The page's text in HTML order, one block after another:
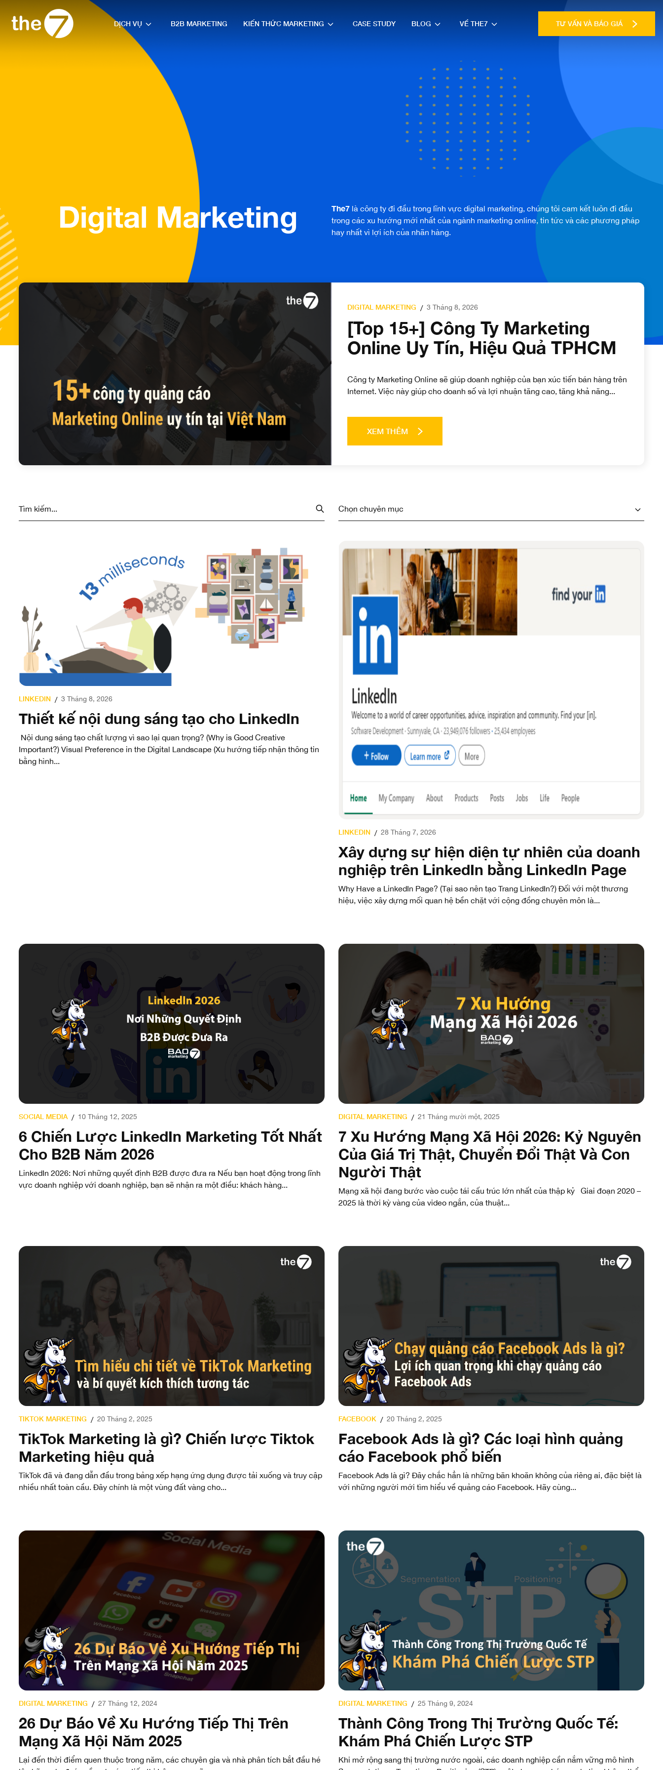
DỊCH VỤ B2B MARKETING KIẾN THỨC MARKETING CASE STUDY BLOG VỀ THE7 TƯ VẤN VÀ BÁO GIÁ
Digital Marketing The7là công ty đi đầu trong lĩnh vực digital marketing, chúng tôi cam kết luôn đi đầu
trong các xu hướng mới nhất của ngành marketing online, tin tức và các phương pháp
hay nhất vì lợi ích của nhãn hàng.
DIGITAL MARKETING / 3 Tháng 8, 2026
[Top 15+] Công Ty Marketing
Online Uy Tín, Hiệu Quả TPHCM
Công ty Marketing Online sẽ giúp doanh nghiệp của bạn xúc tiến bán hàng trên
Internet. Việc này giúp cho doanh số và lợi nhuận tăng cao, tăng khả năng...
XEM THÊM
Chọn chuyên mục
LINKEDIN / 3 Tháng 8, 2026
Thiết kế nội dung sáng tạo cho LinkedIn
Nội dung sáng tạo chất lượng vì sao lại quan trọng? (Why is Good Creative
Important?) Visual Preference in the Digital Landscape (Xu hướng tiếp nhận thông tin
bằng hình...
LINKEDIN / 28 Tháng 7, 2026
Xây dựng sự hiện diện tự nhiên của doanh
nghiệp trên LinkedIn bằng LinkedIn Page
Why Have a LinkedIn Page? (Tại sao nên tạo Trang LinkedIn?) Đối với một thương
hiệu, việc xây dựng mối quan hệ bền chặt với cộng đồng chuyên môn là...
SOCIAL MEDIA / 10 Tháng 12, 2025
6 Chiến Lược LinkedIn Marketing Tốt Nhất
Cho B2B Năm 2026
LinkedIn 2026: Nơi những quyết định B2B được đưa ra Nếu bạn hoạt động trong lĩnh
vực doanh nghiệp với doanh nghiệp, bạn sẽ nhận ra một điều: khách hàng...
DIGITAL MARKETING / 21 Tháng mười một, 2025
7 Xu Hướng Mạng Xã Hội 2026: Kỷ Nguyên
Của Giá Trị Thật, Chuyển Đổi Thật Và Con
Người Thật
Mạng xã hội đang bước vào cuộc tái cấu trúc lớn nhất của thập kỷ Giai đoạn 2020 –
2025 là thời kỳ vàng của video ngắn, của thuật...
TIKTOK MARKETING / 20 Tháng 2, 2025
TikTok Marketing là gì? Chiến lược Tiktok
Marketing hiệu quả
TikTok đã và đang dẫn đầu trong bảng xếp hạng ứng dụng được tải xuống và truy cập
nhiều nhất toàn cầu. Đây chính là một vùng đất vàng cho...
FACEBOOK / 20 Tháng 2, 2025
Facebook Ads là gì? Các loại hình quảng
cáo Facebook phổ biến
Facebook Ads là gì? Đây chắc hẳn là những băn khoăn không của riêng ai, đặc biệt là
với những người mới tìm hiểu về quảng cáo Facebook. Hãy cùng...
DIGITAL MARKETING / 27 Tháng 12, 2024
26 Dự Báo Về Xu Hướng Tiếp Thị Trên
Mạng Xã Hội Năm 2025
Lại đến thời điểm quen thuộc trong năm, các chuyên gia và nhà phân tích bắt đầu hé
DIGITAL MARKETING / 25 Tháng 9, 2024
Thành Công Trong Thị Trường Quốc Tế:
Khám Phá Chiến Lược STP
Khi mở rộng sang thị trường nước ngoài, các doanh nghiệp cần nắm vững mô hình